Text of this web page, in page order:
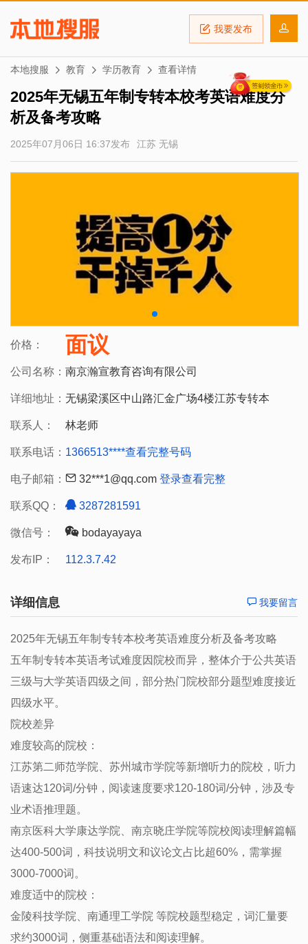
我要发布
本地搜服 教育 学历教育 查看详情
2025年无锡五年制专转本校考英语难度分
析及备考攻略
2025年07月06日 16:37发布 江苏 无锡
价格： 面议
公司名称： 南京瀚宣教育咨询有限公司
详细地址： 无锡梁溪区中山路汇金广场4楼江苏专转本
联系人： 林老师
联系电话： 1366513****查看完整号码
电子邮箱： 32***1@qq.com 登录查看完整
联系QQ： 3287281591
微信号： bodayayaya
发布IP： 112.3.7.42
详细信息 我要留言
2025年无锡五年制专转本校考英语难度分析及备考攻略
五年制专转本英语考试难度因院校而异，整体介于公共英语
三级与大学英语四级之间，部分热门院校部分题型难度接近
四级水平。 ‌
院校差异
‌难度较高的院校‌：
江苏第二师范学院、苏州城市学院等新增听力的院校，听力
语速达120词/分钟，阅读速度要求120-180词/分钟，涉及专
业术语推理题。 ‌
南京医科大学康达学院、南京晓庄学院等院校阅读理解篇幅
达400-500词，科技说明文和议论文占比超60%，需掌握
3000-7000词。 ‌
‌难度适中的院校‌：
金陵科技学院、南通理工学院 等院校题型稳定，词汇量要
求约3000词，侧重基础语法和阅读理解。 ‌